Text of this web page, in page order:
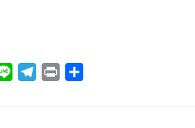
Line Telegram
Print